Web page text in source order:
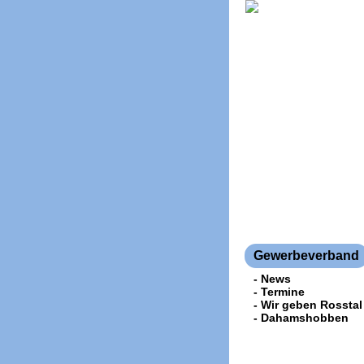
Gewerbeverband
- News
- Termine
- Wir geben
- Dahamshobben